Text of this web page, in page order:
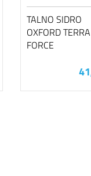
TALNO SIDRO
OXFORD TERRA
FORCE